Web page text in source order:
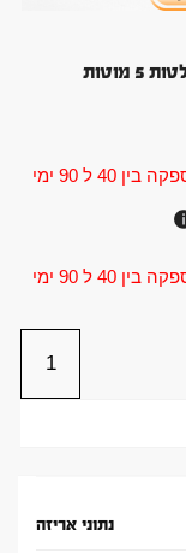
פריט בהזמנה מיוחדת במחיר מיוחד - זמני אספקה בין 40 ל 90 ימי
פריט בהזמנה מיוחדת במחיר מיוחד - זמני אספקה בין 40 ל 90 ימי
נתוני אריזה